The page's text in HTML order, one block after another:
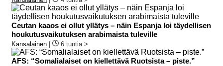
Ceutan kaaos ei ollut yllätys – näin Espanja loi täydellisen
houkutusvaikutuksen arabimaista tuleville
Kansalainen | 6 tuntia >
AFS: “Somalialaiset on kiellettävä Ruotsista – piste.”